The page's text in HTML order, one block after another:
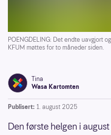
POENGDELING: Det endte uavgjort
KFUM møttes for to måneder siden.
Tina
Wasa Kartomten
Publisert: 1. august 2025
Den første helgen i